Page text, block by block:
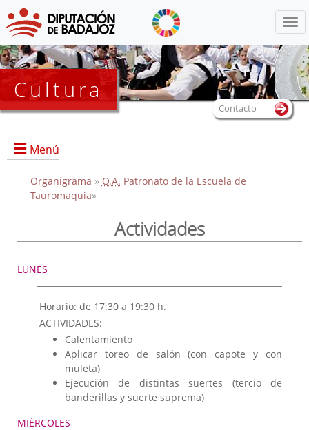
Cultura
Menú
Convocatoria de participación al XIV Certamen "Trofeo
Información sobre la Escuela
Actividades
Plazas de Toros
Ganaderías
Eventos taurinos
Extremadura y los toros
Peñas y Clubes Taurinos
Organigrama » O.A. Patronato de la Escuela de
Tauromaquia»
Actividades
LUNES
Horario: de 17:30 a 19:30 h.
ACTIVIDADES:
Calentamiento
Aplicar toreo de salón (con capote y con
muleta)
Ejecución de distintas suertes (tercio de
banderillas y suerte suprema)
MIÉRCOLES
Contacto